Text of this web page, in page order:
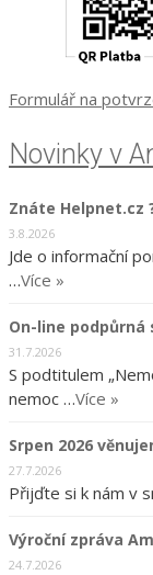
Formulář na
Novinky v
Znáte Helpnet.cz
3.8.2026
Jde o informační
…Více »
On-line
31.7.2026
S podtitulem
nemoc …Více »
Srpen 2026
27.7.2026
Přijďte si k nám v
Výroční zpráva
24.7.2026